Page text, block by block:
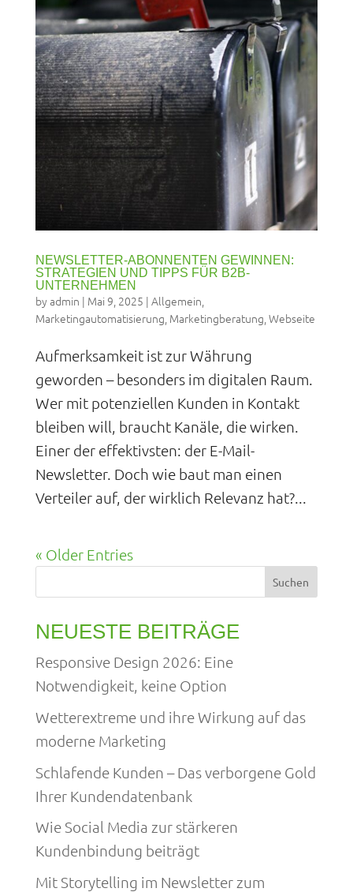
NEWSLETTER-ABONNENTEN GEWINNEN:
STRATEGIEN UND TIPPS FÜR B2B-
UNTERNEHMEN
byadmin | Mai 9, 2025 | Allgemein,
Marketingautomatisierung, Marketingberatung,Webseite
Aufmerksamkeit ist zur Währung
geworden – besonders im digitalen Raum.
Wer mit potenziellen Kunden in Kontakt
bleiben will, braucht Kanäle, die wirken.
Einer der effektivsten: der E-Mail-
Newsletter. Doch wie baut man einen
Verteiler auf, der wirklich Relevanz hat?...
« Older Entries
Suchen
NEUESTE BEITRÄGE
Responsive Design 2026: Eine
Notwendigkeit, keine Option
Wetterextreme und ihre Wirkung auf das
moderne Marketing
Schlafende Kunden – Das verborgene Gold
Ihrer Kundendatenbank
Wie Social Media zur stärkeren
Kundenbindung beiträgt
Mit Storytelling im Newsletter zum